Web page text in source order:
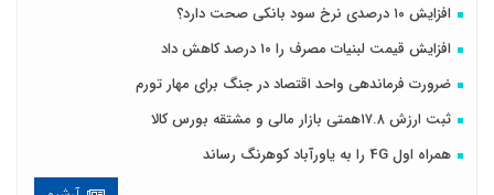
افزایش ۱۰ درصدی نرخ سود بانکی صحت دارد؟
افزایش قیمت لبنیات مصرف را ۱۰ درصد کاهش داد
ضرورت فرماندهی واحد اقتصاد در جنگ برای مهار تورم
ثبت ارزش ۱۷.۸همتی بازار مالی و مشتقه بورس کالا
همراه اول 4G را به یاورآباد کوهرنگ رساند